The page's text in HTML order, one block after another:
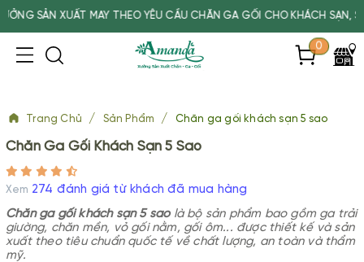
THEO YÊU CẦU CHĂN GA GỐI CHO KHÁCH SẠN, SPA, TRƯỜNG HỌC
0
Trang Chủ / Sản Phẩm / Chăn ga gối khách sạn 5 sao
Chăn Ga Gối Khách Sạn 5 Sao
Xem 274 đánh giá từ khách đã mua hàng
Chăn ga gối khách sạn 5 saolà bộ sản phẩm bao gồm ga trải
giường, chăn mền, vỏ gối nằm, gối ôm... được thiết kế và sản
xuất theo tiêu chuẩn quốc tế về chất lượng, an toàn và thẩm
mỹ.